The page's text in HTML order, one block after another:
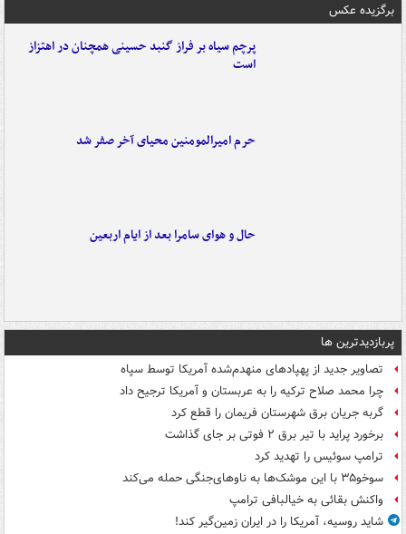
برگزیده عکس
پرچم سیاه بر فراز گنبد حسینی همچنان در اهتزاز
است
حرم امیرالمومنین محیای آخر صفر شد
حال و هوای سامرا بعد از ایام اربعین
پربازدیدترین ها
تصاویر جدید از پهپادهای منهدم‌شده آمریکا توسط سپاه
چرا محمد صلاح ترکیه را به عربستان و آمریکا ترجیح داد
گربه جریان برق شهرستان فریمان را قطع کرد
برخورد پراید با تیر برق ۲ فوتی بر جای گذاشت
ترامپ سوئیس را تهدید کرد
سوخو۳۵ با این موشک‌ها به ناوهای‌جنگی حمله می‌کند
واکنش بقائی به خیالبافی ترامپ
شاید روسیه، آمریکا را در ایران زمین‌گیر کند!